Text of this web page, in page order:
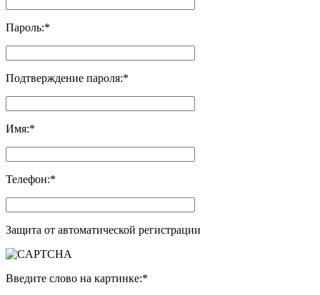
Пароль:*
Подтверждение пароля:*
Имя:*
Телефон:*
Защита от автоматической регистрации
Введите слово на картинке:*